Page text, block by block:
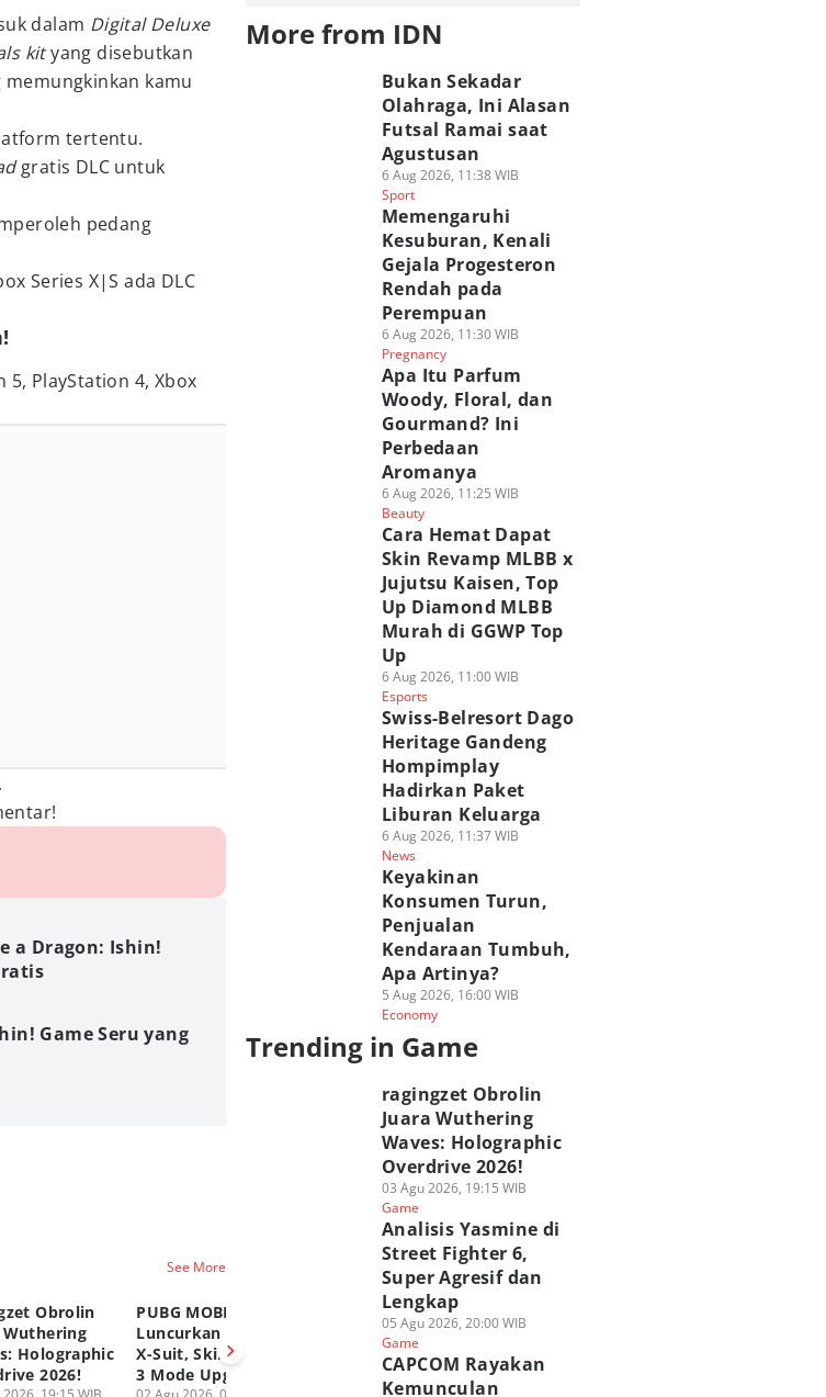
dalam Digital Deluxe
kityang disebutkan
memungkinkan kamu
tertentu.
gratis DLC untuk
pedang
Series X|S ada DLC
PlayStation 4, Xbox
a Dragon: Ishin!
Game Seru yang
See More
Obrolin
Wuthering
Holographic
2026!
PUBG MOBILE
Luncurkan Druvaen
X-Suit, Skin Dengan
3 Mode Upgradable!
Genshin Impact
Akhirnya Tiba di
Snezhnaya Pada 12
Agustus!
Berkolaborasi
dengan Spider-Man
Brand New Day!
More from IDN
Bukan Sekadar
Olahraga, Ini Alasan
Futsal Ramai saat
Agustusan
6 Aug 2026, 11:38 WIB
Sport
Memengaruhi
Kesuburan, Kenali
Gejala Progesteron
Rendah pada
Perempuan
6 Aug 2026, 11:30 WIB
Pregnancy
Apa Itu Parfum
Woody, Floral, dan
Gourmand? Ini
Perbedaan
Aromanya
6 Aug 2026, 11:25 WIB
Beauty
Cara Hemat Dapat
Skin Revamp MLBB x
Jujutsu Kaisen, Top
Up Diamond MLBB
Murah di GGWP Top
Up
6 Aug 2026, 11:00 WIB
Esports
Swiss-Belresort Dago
Heritage Gandeng
Hompimplay
Hadirkan Paket
Liburan Keluarga
6 Aug 2026, 11:37 WIB
News
Keyakinan
Konsumen Turun,
Penjualan
Kendaraan Tumbuh,
Apa Artinya?
5 Aug 2026, 16:00 WIB
Economy
Trending in Game
ragingzet Obrolin
Juara Wuthering
Waves: Holographic
Overdrive 2026!
03 Agu 2026, 19:15 WIB
Game
Analisis Yasmine di
Street Fighter 6,
Super Agresif dan
Lengkap
05 Agu 2026, 20:00 WIB
Game
CAPCOM Rayakan
Kemunculan